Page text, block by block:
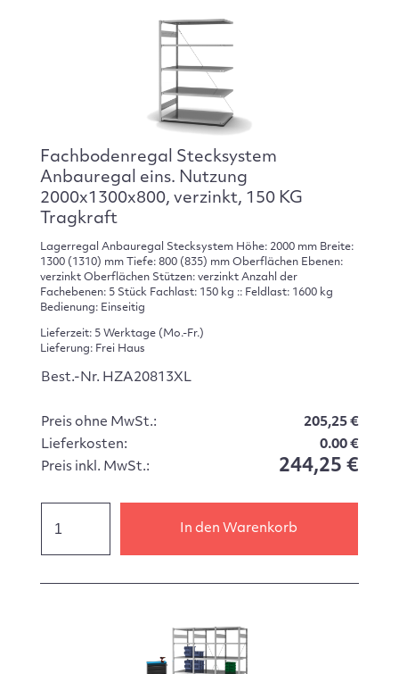
Fachbodenregal Stecksystem
Anbauregal eins. Nutzung
2000x1300x800, verzinkt, 150 KG
Tragkraft
Lagerregal Anbauregal Stecksystem Höhe: 2000 mm Breite:
1300 (1310) mm Tiefe: 800 (835) mm Oberflächen Ebenen:
verzinkt Oberflächen Stützen: verzinkt Anzahl der
Fachebenen: 5 Stück Fachlast: 150 kg :: Feldlast: 1600 kg
Bedienung: Einseitig
Lieferzeit: 5 Werktage (Mo.-Fr.)
Lieferung: Frei Haus
Best.-Nr. HZA20813XL
Preis ohne MwSt.:
205,25 €
Lieferkosten:
0.00 €
Preis inkl. MwSt.:
244,25 €
In den Warenkorb